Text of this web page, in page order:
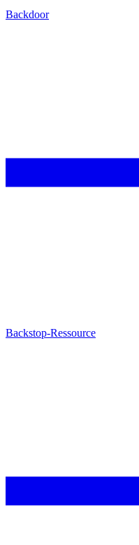
Backdoor
Backstop-Ressource